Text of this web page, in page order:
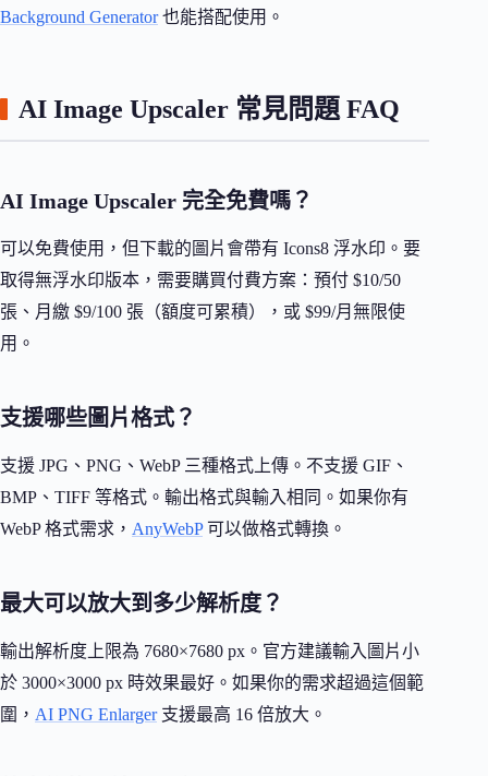
Background Generator也能搭配使用。
AI Image Upscaler 常見問題 FAQ
AI Image Upscaler 完全免費嗎？
可以免費使用，但下載的圖片會帶有 Icons8 浮水印。要
取得無浮水印版本，需要購買付費方案：預付 $10/50
張、月繳 $9/100 張（額度可累積），或 $99/月無限使
用。
支援哪些圖片格式？
支援 JPG、PNG、WebP 三種格式上傳。不支援 GIF、
BMP、TIFF 等格式。輸出格式與輸入相同。如果你有
WebP 格式需求， AnyWebP可以做格式轉換。
最大可以放大到多少解析度？
輸出解析度上限為 7680×7680 px。官方建議輸入圖片小
於 3000×3000 px 時效果最好。如果你的需求超過這個範
圍， AI PNG Enlarger支援最高 16 倍放大。